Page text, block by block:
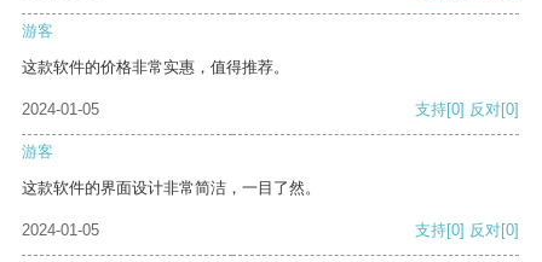
游客
这款软件的价格非常实惠，值得推荐。
2024-01-05 支持[0] 反对[0]
游客
这款软件的界面设计非常简洁，一目了然。
2024-01-05 支持[0] 反对[0]